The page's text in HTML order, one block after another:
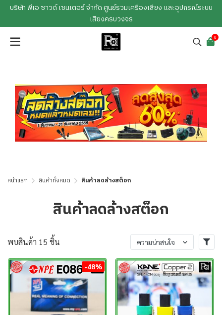
บริษัท พีเอ ซาวด์ เซนเตอร์ จำกัด ศูนย์รวมเครื่องเสียง และอุปกรณ์ระบบ
เสียงครบวงจร
0
หน้าแรก สินค้าทั้งหมด สินค้าลดล้างสต็อก
สินค้าลดล้างสต็อก
พบสินค้า 15 ชิ้น ความน่าสนใจ
-48%